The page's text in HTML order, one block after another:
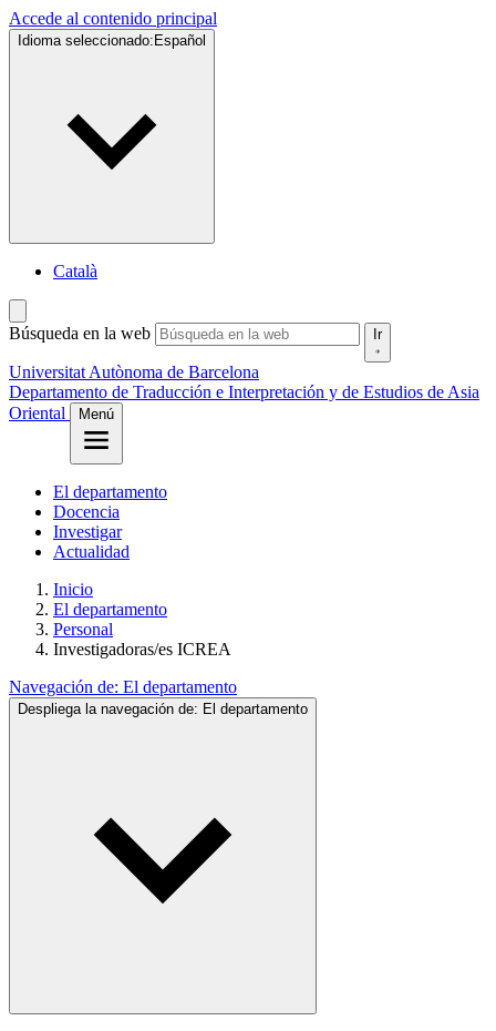
Accede al contenido principal
Idioma seleccionado: Español
Català
Búsqueda en la web Ir
Universitat Autònoma de Barcelona
Departamento de Traducción e Interpretación y de Estudios de Asia
Oriental
Menú
El departamento
Docencia
Investigar
Actualidad
Inicio
El departamento
Personal
Investigadoras/es ICREA
Navegación de: El departamento
Despliega la navegación de: El departamento